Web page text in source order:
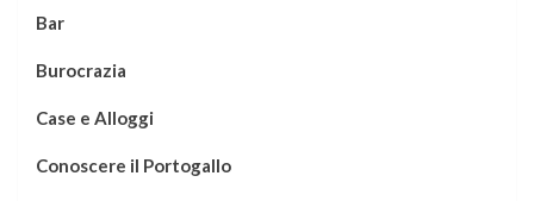
Bar
Burocrazia
Case e Alloggi
Conoscere il Portogallo